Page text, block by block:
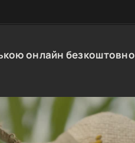
онлайн безкоштовно